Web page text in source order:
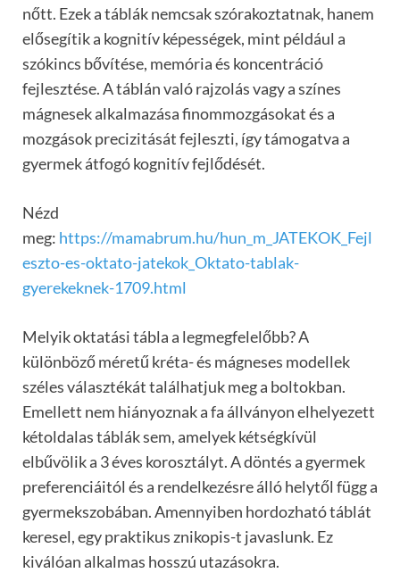
nőtt. Ezek a táblák nemcsak szórakoztatnak, hanem
elősegítik a kognitív képességek, mint például a
szókincs bővítése, memória és koncentráció
fejlesztése. A táblán való rajzolás vagy a színes
mágnesek alkalmazása finommozgásokat és a
mozgások precizitását fejleszti, így támogatva a
gyermek átfogó kognitív fejlődését.
Nézd
meg: https://mamabrum.hu/hun_m_JATEKOK_Fejl
eszto-es-oktato-jatekok_Oktato-tablak-
gyerekeknek-1709.html
Melyik oktatási tábla a legmegfelelőbb? A
különböző méretű kréta- és mágneses modellek
széles választékát találhatjuk meg a boltokban.
Emellett nem hiányoznak a fa állványon elhelyezett
kétoldalas táblák sem, amelyek kétségkívül
elbűvölik a 3 éves korosztályt. A döntés a gyermek
preferenciáitól és a rendelkezésre álló helytől függ a
gyermekszobában. Amennyiben hordozható táblát
keresel, egy praktikus znikopis-t javaslunk. Ez
kiválóan alkalmas hosszú utazásokra.